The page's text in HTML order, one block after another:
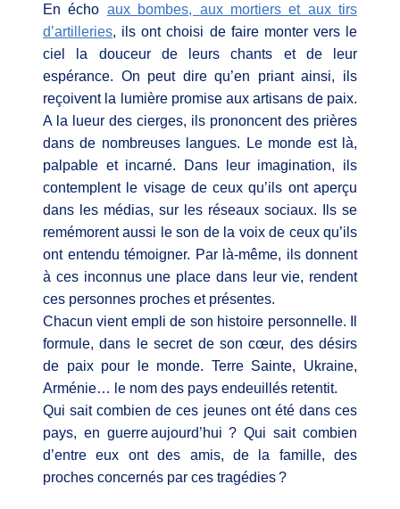
En écho aux bombes, aux mortiers et aux tirs
d’artilleries, ils ont choisi de faire monter vers le
ciel la douceur de leurs chants et de leur
espérance. On peut dire qu’en priant ainsi, ils
reçoivent la lumière promise aux artisans de paix.
A la lueur des cierges, ils prononcent des prières
dans de nombreuses langues. Le monde est là,
palpable et incarné. Dans leur imagination, ils
contemplent le visage de ceux qu’ils ont aperçu
dans les médias, sur les réseaux sociaux. Ils se
remémorent aussi le son de la voix de ceux qu’ils
ont entendu témoigner. Par là-même, ils donnent
à ces inconnus une place dans leur vie, rendent
ces personnes proches et présentes.
Chacun vient empli de son histoire personnelle. Il
formule, dans le secret de son cœur, des désirs
de paix pour le monde. Terre Sainte, Ukraine,
Arménie… le nom des pays endeuillés retentit.
Qui sait combien de ces jeunes ont été dans ces
pays, en guerre aujourd’hui ? Qui sait combien
d’entre eux ont des amis, de la famille, des
proches concernés par ces tragédies ?